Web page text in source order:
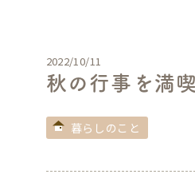
2022/10/11
秋の行事を満
暮らしのこと